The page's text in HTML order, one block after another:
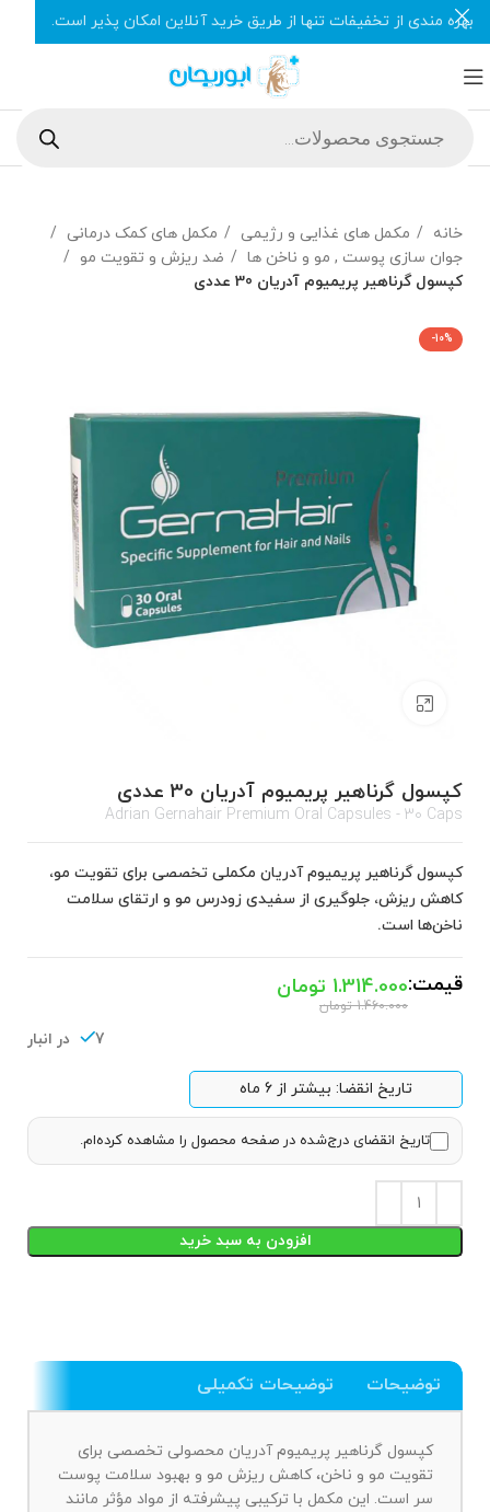
خانه مکمل های غذایی و رژیمی
مکمل های کمک درمانی
جوان سازی پوست , مو و ناخن ها
ضد ریزش و تقویت مو
کپسول گرناهیر پریمیوم آدریان 30 عددی
-10%
کپسول گرناهیر پریمیوم آدریان 30 عددی
Adrian Gernahair Premium Oral Capsules - 30 Caps
کپسول گرناهیر پریمیوم آدریان مکملی تخصصی برای تقویت مو،
کاهش ریزش، جلوگیری از سفیدی زودرس مو و ارتقای سلامت
ناخن‌ها است.
قیمت:
1.460.000 تومان
1.314.000 تومان
7 در انبار
تاریخ انقضا: بیشتر از 6 ماه
تاریخ انقضای درج‌شده در صفحه محصول را مشاهده کرده‌ام.
افزودن به سبد خرید
توضیحات توضیحات تکمیلی
کپسول گرناهیر پریمیوم آدریان محصولی تخصصی برای
تقویت مو و ناخن، کاهش ریزش مو و بهبود سلامت پوست
سر است. این مکمل با ترکیبی پیشرفته از مواد مؤثر مانند
بهره مندی از تخفیفات تنها از طریق خرید آنلاین امکان پذیر است.